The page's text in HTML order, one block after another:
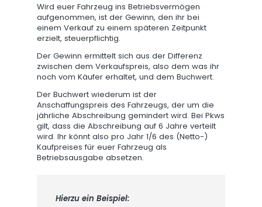
Wird euer Fahrzeug ins Betriebsvermögen
aufgenommen, ist der Gewinn, den ihr bei
einem Verkauf zu einem späteren Zeitpunkt
erzielt, steuerpflichtig.
Der Gewinn ermittelt sich aus der Differenz
zwischen dem Verkaufspreis, also dem was ihr
noch vom Käufer erhaltet, und dem Buchwert.
Der Buchwert wiederum ist der
Anschaffungspreis des Fahrzeugs, der um die
jährliche Abschreibung gemindert wird. Bei Pkws
gilt, dass die Abschreibung auf 6 Jahre verteilt
wird. Ihr könnt also pro Jahr 1/6 des (Netto-)
Kaufpreises für euer Fahrzeug als
Betriebsausgabe absetzen.
Hierzu ein Beispiel: